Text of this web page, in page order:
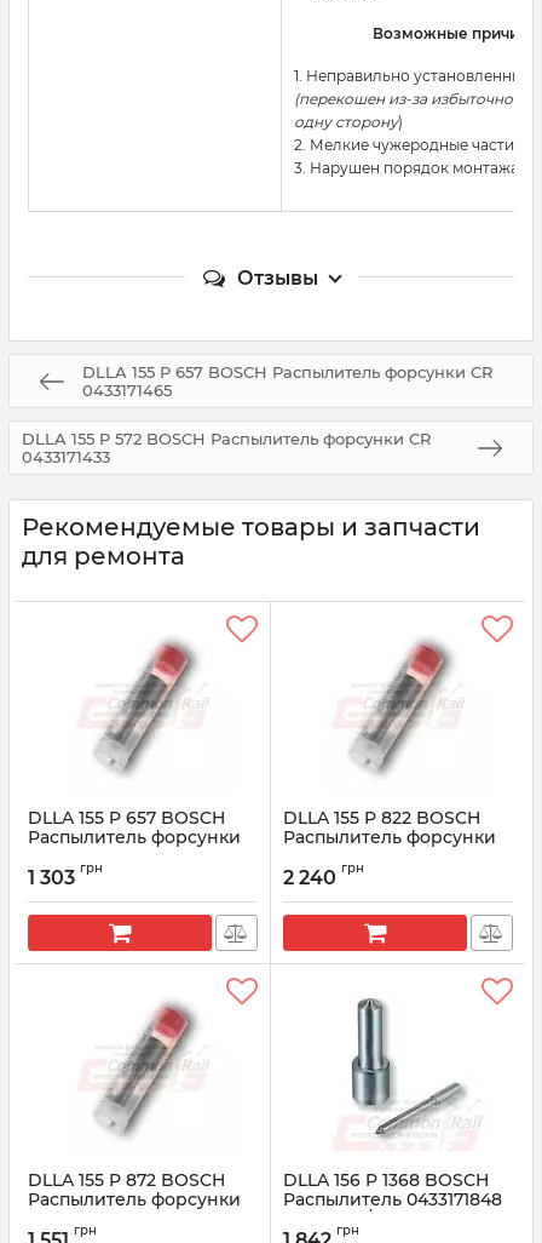
Возможные причины
1. Неправильно установленный
(перекошен из-за избыточного
одну сторону)
2. Мелкие чужеродные частицы
3. Нарушен порядок монтажа
Отзывы
DLLA 155 P 657 BOSCH Распылитель форсунки CR
0433171465
DLLA 155 P 572 BOSCH Распылитель форсунки CR
0433171433
Рекомендуемые товары и запчасти
для ремонта
DLLA 155 P 657 BOSCH
Распылитель форсунки
Артикул:
1 303 грн
DLLA 155 P 822 BOSCH
Распылитель форсунки
Артикул: 0433171562
2 240 грн
DLLA 155 P 872 BOSCH
Распылитель форсунки
грн
DLLA 156 P 1368 BOSCH
Распылитель 0433171848
HYUNDAI/KIA 2.5CRDi
грн